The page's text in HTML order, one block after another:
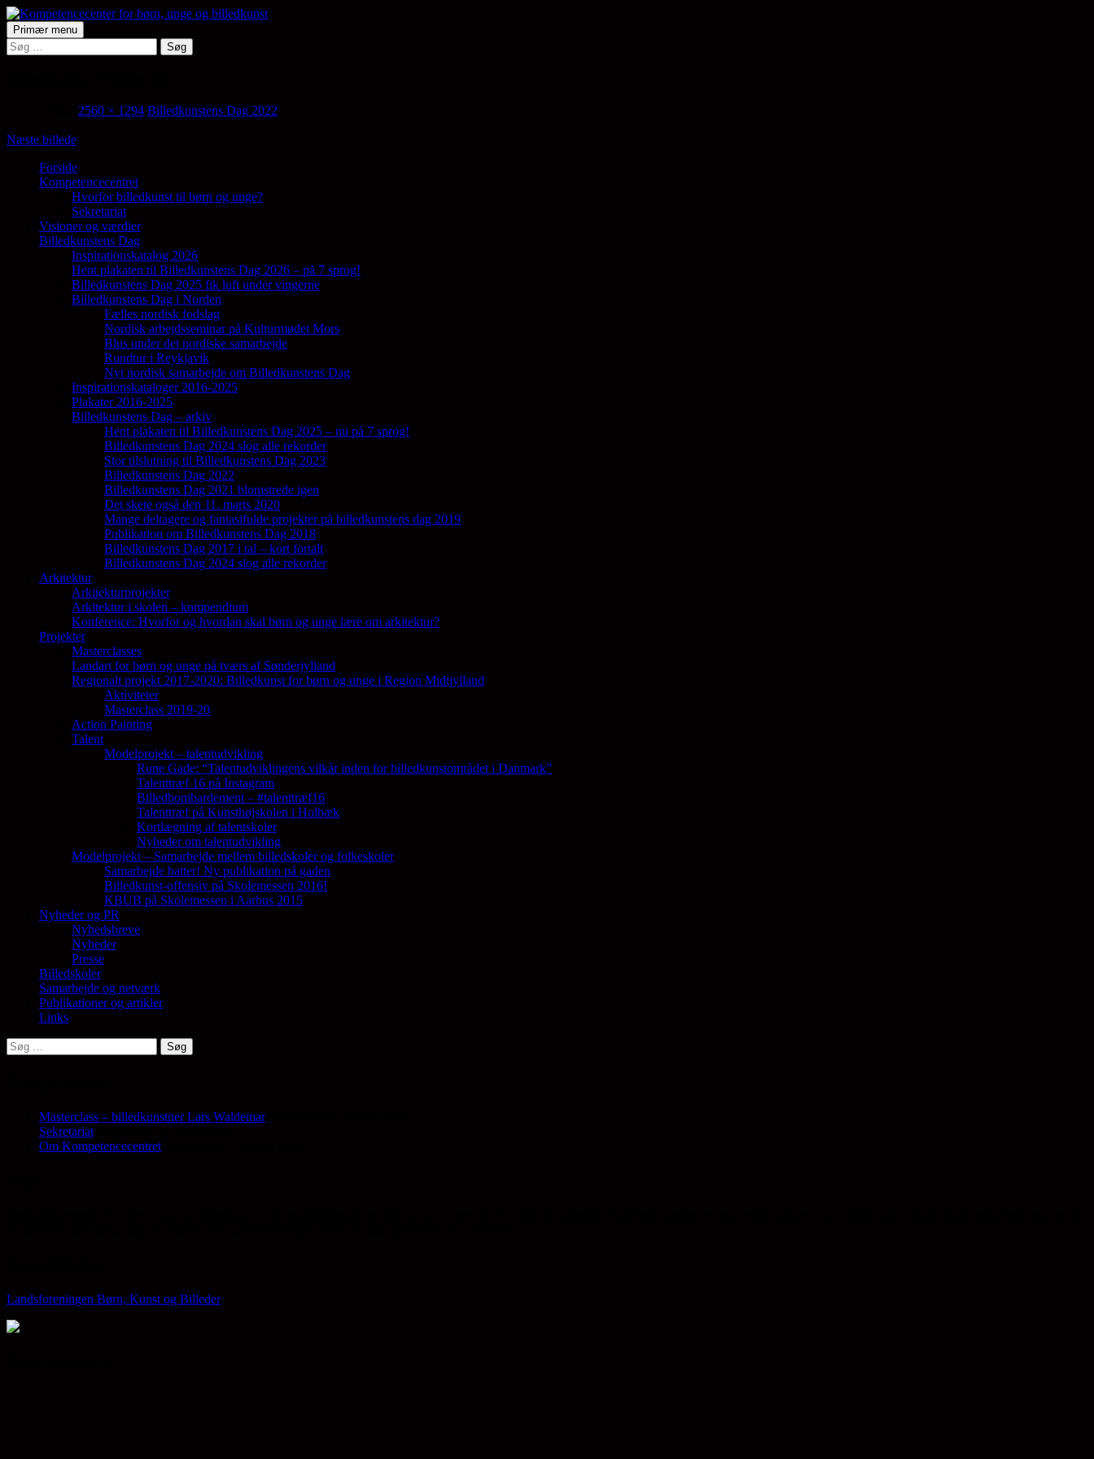
Hop
til
indhold
Kompetencecenter for børn, unge og billedkunst
SøgPrimær menu
Søg
efter:
2560 × 1294 Billedkunstens Dag 2022
Næste billede
Samler en lang række aktører på tværs af den billedkunstneriske fødekæde
Forside
Kompetencecentret
Hvorfor billedkunst til børn og unge?
Sekretariat
Visioner og værdier
Billedkunstens Dag
Inspirationskatalog 2026
Hent plakaten til Billedkunstens Dag 2026 – på 7 sprog!
Billedkunstens Dag 2025 fik luft under vingerne
Billedkunstens Dag i Norden
Fælles nordisk fodslag
Nordisk arbejdsseminar på Kulturmødet Mors
Blus under det nordiske samarbejde
Rundtur i Reykjavik
Nyt nordisk samarbejde om Billedkunstens Dag
Inspirationskataloger 2016-2025
Plakater 2016-2025
Billedkunstens Dag – arkiv
Hent plakaten til Billedkunstens Dag 2025 – nu på 7 sprog!
Billedkunstens Dag 2024 slog alle rekorder
Stor tilslutning til Billedkunstens Dag 2023
Billedkunstens Dag 2022
Billedkunstens Dag 2021 blomstrede igen
Det skete også den 11. marts 2020
Mange deltagere og fantasifulde projekter på billedkunstens dag 2019
Publikation om Billedkunstens Dag 2018
Billedkunstens Dag 2017 i tal – kort fortalt
Billedkunstens Dag 2024 slog alle rekorder
Arkitektur
Arkitekturprojekter
Arkitektur i skolen – kompendium
Konference: Hvorfor og hvordan skal børn og unge lære om arkitektur?
Projekter
Masterclasses
Landart for børn og unge på tværs af Sønderjylland
Regionalt projekt 2017-2020: Billedkunst for børn og unge i Region Midtjylland
Aktiviteter
Masterclass 2019-20
Action Painting
Talent
Modelprojekt – talentudvikling
Rune Gade: “Talentudviklingens vilkår inden for billedkunstområdet i Danmark”
Talenttræf 16 på Instagram
Billedbombardement – #talenttræf16
Talenttræf på Kunsthøjskolen i Holbæk
Kortlægning af talentskoler
Nyheder om talentudvikling
Modelprojekt – Samarbejde mellem billedskoler og folkeskoler
Samarbejde batter! Ny publikation på gaden
Billedkunst-offensiv på Skolemessen 2016!
KBUB på Skolemessen i Aarhus 2015
Nyheder og PR
Nyhedsbreve
Nyheder
Presse
Billedskoler
Samarbejde og netværk
Publikationer og artikler
Links
Søg
efter:
Masterclass – billedkunstner Lars WaldemarOpdateret d. 6. august 2026
Sekretariat
Om Kompetencecentret
Landsforeningen Børn, Kunst og Billeder